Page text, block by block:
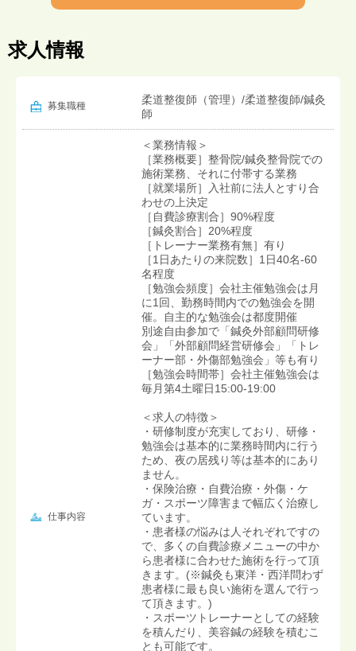
求人情報
募集職種
柔道整復師（管理）/柔道整復師/鍼灸
師
仕事内容
＜業務情報＞
［業務概要］整骨院/鍼灸整骨院での
施術業務、それに付帯する業務
［就業場所］入社前に法人とすり合
わせの上決定
［自費診療割合］90%程度
［鍼灸割合］20%程度
［トレーナー業務有無］有り
［1日あたりの来院数］1日40名-60
名程度
［勉強会頻度］会社主催勉強会は月
に1回、勤務時間内での勉強会を開
催。自主的な勉強会は都度開催
別途自由参加で「鍼灸外部顧問研修
会」「外部顧問経営研修会」「トレ
ーナー部・外傷部勉強会」等も有り
［勉強会時間帯］会社主催勉強会は
毎月第4土曜日15:00-19:00
＜求人の特徴＞
・研修制度が充実しており、研修・
勉強会は基本的に業務時間内に行う
ため、夜の居残り等は基本的にあり
ません。
・保険治療・自費治療・外傷・ケ
ガ・スポーツ障害まで幅広く治療し
ています。
・患者様の悩みは人それぞれですの
で、多くの自費診療メニューの中か
ら患者様に合わせた施術を行って頂
きます。(※鍼灸も東洋・西洋問わず
患者様に最も良い施術を選んで行っ
て頂きます。)
・スポーツトレーナーとしての経験
を積んだり、美容鍼の経験を積むこ
とも可能です。